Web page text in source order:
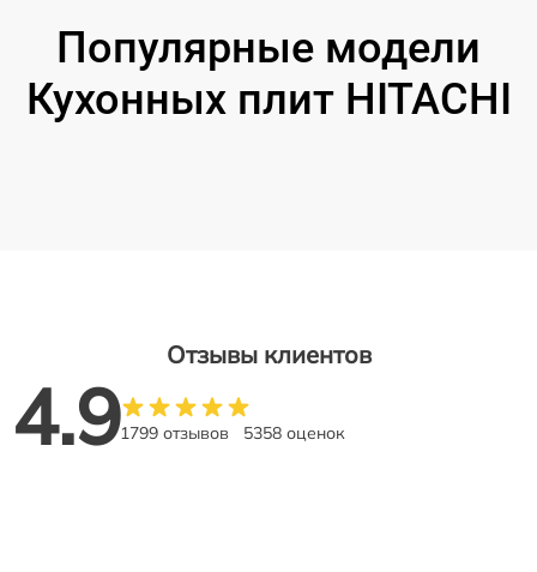
Популярные модели
Кухонных плит HITACHI
Отзывы клиентов
4.91799 отзывов 5358 оценок